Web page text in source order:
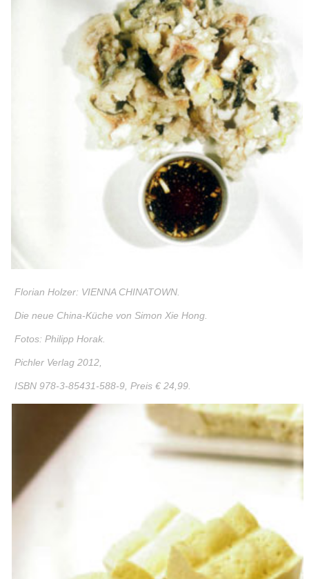
Florian Holzer: VIENNA CHINATOWN.
Die neue China-Küche von Simon Xie Hong.
Fotos: Philipp Horak.
Pichler Verlag 2012,
ISBN 978-3-85431-588-9, Preis € 24,99.